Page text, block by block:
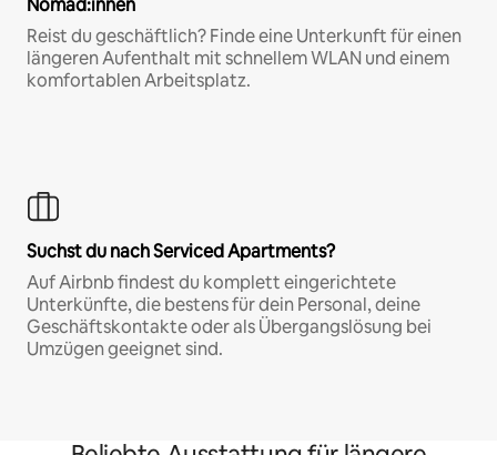
Nomad:innen
Reist du geschäftlich? Finde eine Unterkunft für einen
längeren Aufenthalt mit schnellem WLAN und einem
komfortablen Arbeitsplatz.
Suchst du nach Serviced Apartments?
Auf Airbnb findest du komplett eingerichtete
Unterkünfte, die bestens für dein Personal, deine
Geschäftskontakte oder als Übergangslösung bei
Umzügen geeignet sind.